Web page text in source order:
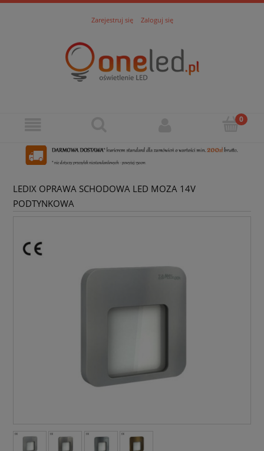
Zarejestruj się Zaloguj się
LEDIX OPRAWA SCHODOWA LED MOZA 14V
PODTYNKOWA